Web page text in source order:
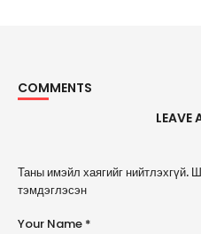
COMMENTS
LEAVE
Таны имэйл хаягийг нийтлэхгүй.
тэмдэглэсэн
Your Name *
A
l
e